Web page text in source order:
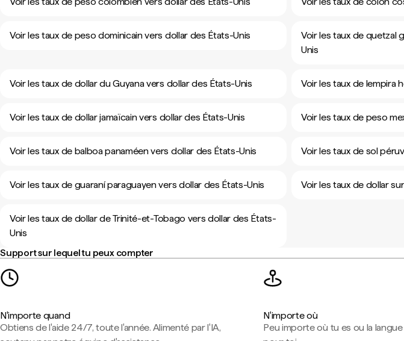
Voir les taux de peso dominicain vers dollar des États-Unis
Voir les taux de quetzal
Unis
Voir les taux de dollar du Guyana vers dollar des États-Unis Voir les taux de lempira
Voir les taux de dollar jamaïcain vers dollar des États-Unis Voir les taux de peso
Voir les taux de balboa panaméen vers dollar des États-Unis Voir les taux de sol
Voir les taux de guaraní paraguayen vers dollar des États-Unis Voir les taux de dollar
Voir les taux de dollar de Trinité-et-Tobago vers dollar des États-
Unis
Support sur lequel tu peux compter
N'importe quand
Obtiens de l'aide 24/7, toute l'année. Alimenté par l'IA,
N'importe où
Peu importe où tu es ou la